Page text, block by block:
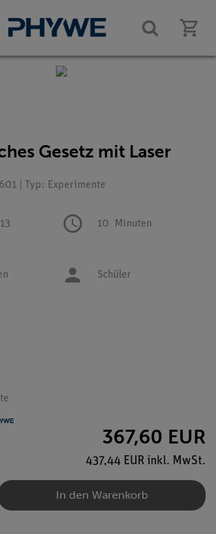
Gesetz mit Laser
| Typ: Experimente
10 Minuten
Schüler
367,60 EUR
437,44 EUR inkl. MwSt.
In den Warenkorb